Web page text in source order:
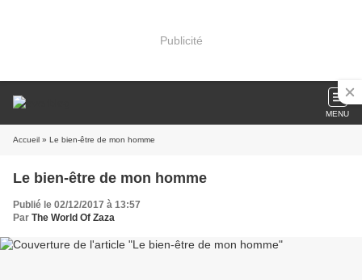
Publicité
MENU
Accueil » Le bien-être de mon homme
Le bien-être de mon homme
Publié le 02/12/2017 à 13:57
Par The World Of Zaza